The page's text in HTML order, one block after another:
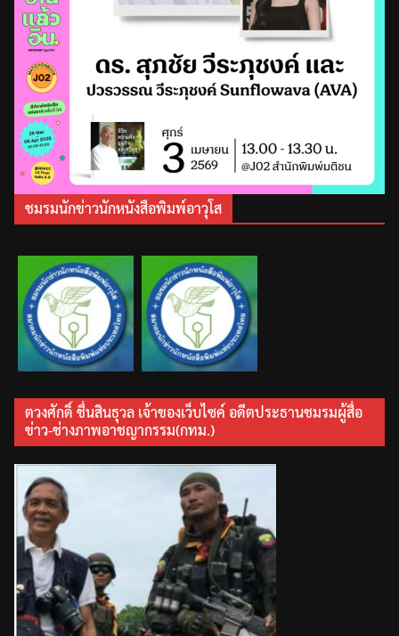
ชมรมนักข่าวนักหนังสือพิมพ์อาวุโส
ตวงศักดิ์ ชื่นสินธุวล เจ้าของเว็บไซค์ อดีตประธานชมรมผู้สื่อ
ข่าว-ช่างภาพอาชญากรรม(กทม.)